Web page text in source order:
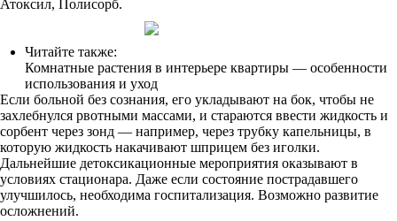
Атоксил, Полисорб.
Читайте также:
Комнатные растения в интерьере квартиры — особенности
использования и уход
Если больной без сознания, его укладывают на бок, чтобы не
захлебнулся рвотными массами, и стараются ввести жидкость и
сорбент через зонд — например, через трубку капельницы, в
которую жидкость накачивают шприцем без иголки.
Дальнейшие детоксикационные мероприятия оказывают в
условиях стационара. Даже если состояние пострадавшего
улучшилось, необходима госпитализация. Возможно развитие
осложнений.